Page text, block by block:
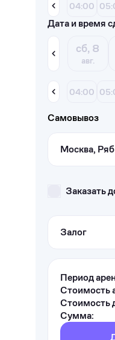
04:00
Дата и время
сб, 8
авг.
04:00
Самовывоз
Москва,
Заказать
Залог
Период
Стоимость
Стоимость
Сумма: